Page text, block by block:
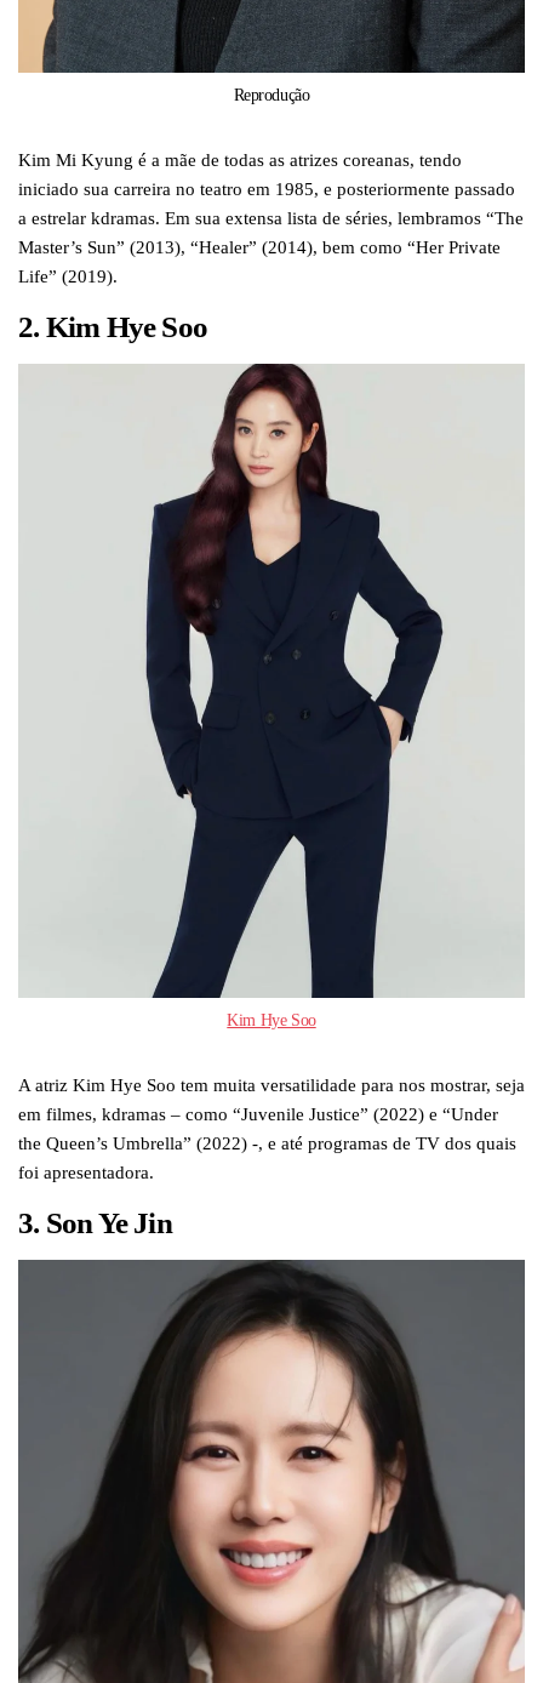
Reprodução
Kim Mi Kyung é a mãe de todas as atrizes coreanas, tendo
iniciado sua carreira no teatro em 1985, e posteriormente passado
a estrelar kdramas. Em sua extensa lista de séries, lembramos “The
Master’s Sun” (2013), “Healer” (2014), bem como “Her Private
Life” (2019).
2. Kim Hye Soo
Kim Hye Soo
A atriz Kim Hye Soo tem muita versatilidade para nos mostrar, seja
em filmes, kdramas – como “Juvenile Justice” (2022) e “Under
the Queen’s Umbrella” (2022) -, e até programas de TV dos quais
foi apresentadora.
3. Son Ye Jin